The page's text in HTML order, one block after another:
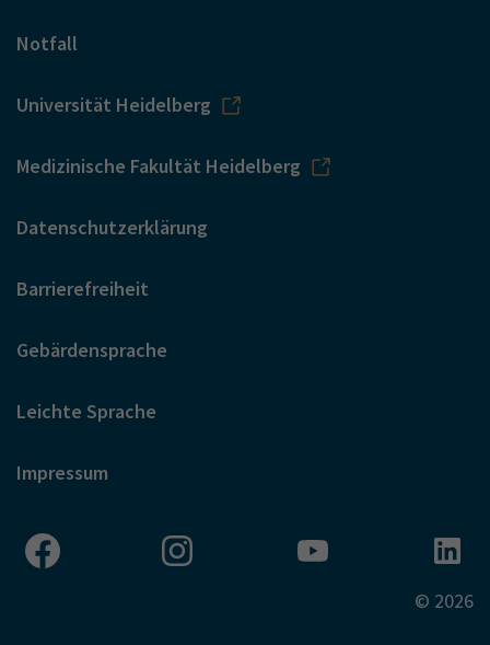
Notfall
Universität Heidelberg
Medizinische Fakultät Heidelberg
Datenschutzerklärung
Barrierefreiheit
Gebärdensprache
Leichte Sprache
Impressum
© 2026